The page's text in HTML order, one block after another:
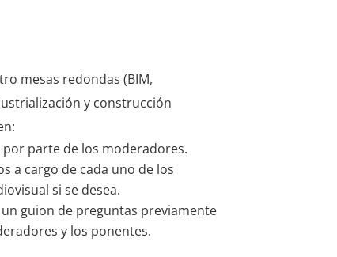
mesas redondas (BIM,
y construcción
parte de los moderadores.
a cargo de cada uno de los
si se desea.
guion de preguntas previamente
y los ponentes.